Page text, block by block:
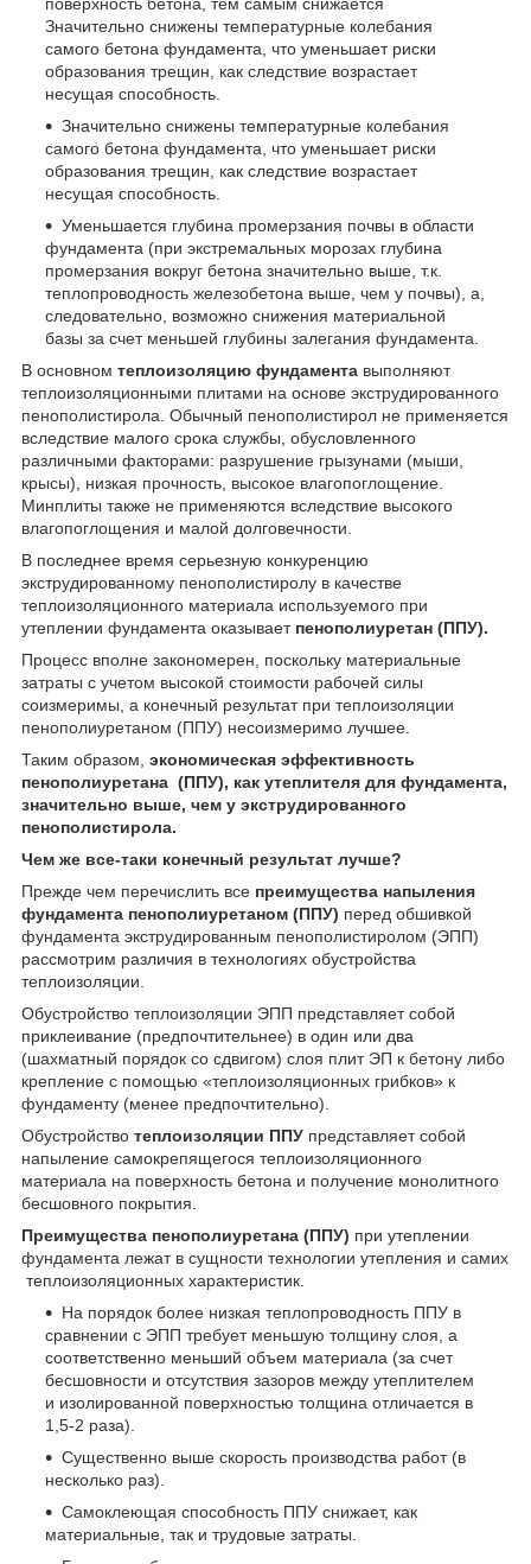
Значительно снижены температурные колебания
самого бетона фундамента, что уменьшает риски
образования трещин, как следствие возрастает
несущая способность.
Значительно снижены температурные колебания
самого бетона фундамента, что уменьшает риски
образования трещин, как следствие возрастает
несущая способность.
Уменьшается глубина промерзания почвы в области
фундамента (при экстремальных морозах глубина
промерзания вокруг бетона значительно выше, т.к.
теплопроводность железобетона выше, чем у почвы), а,
следовательно, возможно снижения материальной
базы за счет меньшей глубины залегания фундамента.
В основном теплоизоляцию фундамента выполняют
теплоизоляционными плитами на основе экструдированного
пенополистирола. Обычный пенополистирол не применяется
вследствие малого срока службы, обусловленного
различными факторами: разрушение грызунами (мыши,
крысы), низкая прочность, высокое влагопоглощение.
Минплиты также не применяются вследствие высокого
влагопоглощения и малой долговечности.
В последнее время серьезную конкуренцию
экструдированному пенополистиролу в качестве
теплоизоляционного материала используемого при
утеплении фундамента оказывает пенополиуретан (ППУ).
Процесс вполне закономерен, поскольку материальные
затраты с учетом высокой стоимости рабочей силы
соизмеримы, а конечный результат при теплоизоляции
пенополиуретаном (ППУ) несоизмеримо лучшее.
Таким образом, экономическая эффективность
пенополиуретана (ППУ), как утеплителя для фундамента,
значительно выше, чем у экструдированного
пенополистирола.
Чем же все-таки конечный результат лучше?
Прежде чем перечислить все преимущества напыления
фундамента пенополиуретаном (ППУ) перед обшивкой
фундамента экструдированным пенополистиролом (ЭПП)
рассмотрим различия в технологиях обустройства
теплоизоляции.
Обустройство теплоизоляции ЭПП представляет собой
приклеивание (предпочтительнее) в один или два
(шахматный порядок со сдвигом) слоя плит ЭП к бетону либо
крепление с помощью «теплоизоляционных грибков» к
фундаменту (менее предпочтительно).
Обустройство теплоизоляции ППУ представляет собой
напыление самокрепящегося теплоизоляционного
материала на поверхность бетона и получение монолитного
бесшовного покрытия.
Преимущества пенополиуретана (ППУ) при утеплении
фундамента лежат в сущности технологии утепления и самих
теплоизоляционных характеристик.
На порядок более низкая теплопроводность ППУ в
сравнении с ЭПП требует меньшую толщину слоя, а
соответственно меньший объем материала (за счет
бесшовности и отсутствия зазоров между утеплителем
и изолированной поверхностью толщина отличается в
1,5-2 раза).
Существенно выше скорость производства работ (в
несколько раз).
Самоклеющая способность ППУ снижает, как
материальные, так и трудовые затраты.